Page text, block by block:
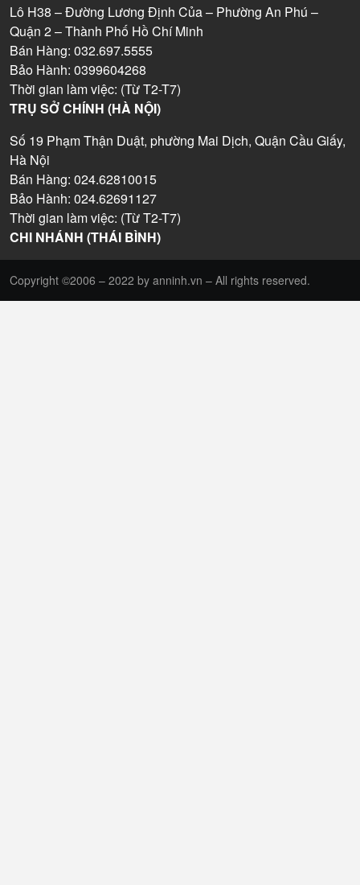
Lô H38 – Đường Lương Định Của – Phường An Phú –
Quận 2 – Thành Phố Hồ Chí Minh
Bán Hàng: 032.697.5555
Bảo Hành: 0399604268
Thời gian làm việc: (Từ T2-T7)
TRỤ SỞ CHÍNH (HÀ NỘI)
Số 19 Phạm Thận Duật, phường Mai Dịch, Quận Cầu Giấy,
Hà Nội
Bán Hàng: 024.62810015
Bảo Hành: 024.62691127
Thời gian làm việc: (Từ T2-T7)
CHI NHÁNH (THÁI BÌNH)
Copyright ©2006 – 2022 by anninh.vn – All rights reserved.